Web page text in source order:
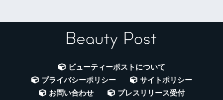
ビューティーポストについて
プライバシーポリシー
サイトポリシー
お問い合わせ
プレスリリース受付